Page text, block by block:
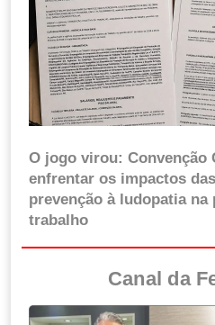
O jogo virou: Convenção
enfrentar os impactos
prevenção à ludopatia na
trabalho
Canal da